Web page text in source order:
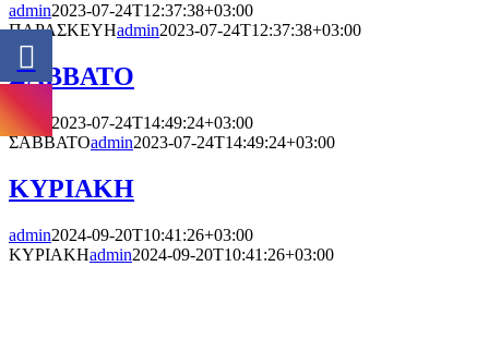
admin2023-07-24T12:37:38+03:00
ΠΑΡΑΣΚΕΥΗadmin2023-07-24T12:37:38+03:00
ΣΑΒΒΑΤΟ
admin 2023-07-24T14:49:24+03:00
ΣΑΒΒΑΤΟadmin2023-07-24T14:49:24+03:00
ΚΥΡΙΑΚΗ
admin2024-09-20T10:41:26+03:00
ΚΥΡΙΑΚΗadmin2024-09-20T10:41:26+03:00